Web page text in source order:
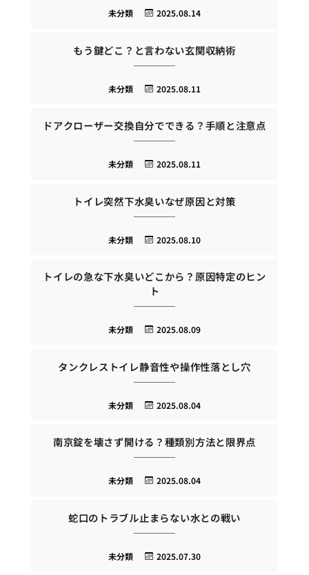
2025.08.14
未分類
もう鍵どこ？と言わない玄関収納術
2025.08.11
未分類
ドアクローザー交換自分でできる？手順と注意点
2025.08.11
未分類
トイレ突然下水臭いなぜ原因と対策
2025.08.10
未分類
トイレの急な下水臭いどこから？原因特定のヒン
ト
2025.08.09
未分類
タンクレストイレ静音性や操作性落とし穴
2025.08.04
未分類
南京錠を壊さず開ける？種類別方法と限界点
2025.08.04
未分類
蛇口のトラブル止まらない水との戦い
2025.07.30
未分類